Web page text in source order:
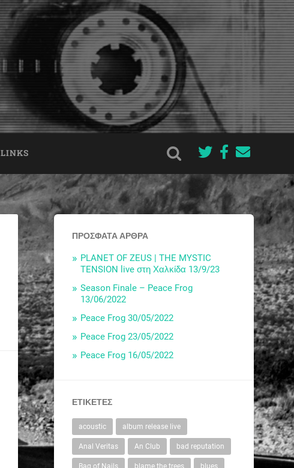
LINKS
ΠΡΌΣΦΑΤΑ ΆΡΘΡΑ
PLANET OF ZEUS | THE MYSTIC
TENSION live στη Χαλκίδα 13/9/23
Season Finale – Peace Frog
13/06/2022
Peace Frog 30/05/2022
Peace Frog 23/05/2022
Peace Frog 16/05/2022
ΕΤΙΚΈΤΕΣ
acoustic album release live
Anal Veritas An Club bad reputation
Bag of Nails blame the trees blues